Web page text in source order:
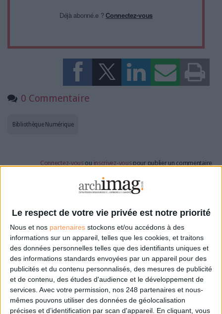
Le respect de votre vie privée est notre priorité
Nous et nos partenaires stockons et/ou accédons à des
informations sur un appareil, telles que les cookies, et traitons
des données personnelles telles que des identifiants uniques et
des informations standards envoyées par un appareil pour des
publicités et du contenu personnalisés, des mesures de publicité
et de contenu, des études d'audience et le développement de
services. Avec votre permission, nos 248 partenaires et nous-
mêmes pouvons utiliser des données de géolocalisation
précises et d’identification par scan d'appareil. En cliquant, vous
Déjà abonné.e ?Connectez-vous
0 Commentaire
Bibliothèque Numérique
Connectez-vous ou inscrivez-vous pour publier un commentaire
La bibliothèque de Lille confie son récolement et
son catalogage à AureXus
71e Congrès de l’ABF : l’hospitalité comme fil rouge